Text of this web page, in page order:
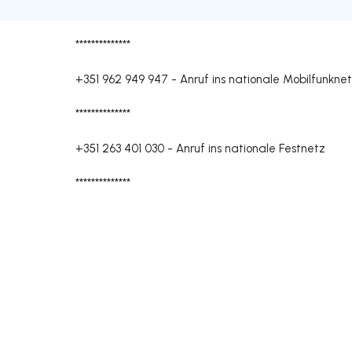
**************
+351 962 949 947 - Anruf ins nationale
**************
+351 263 401 030 - Anruf ins nationale Festnetz
**************